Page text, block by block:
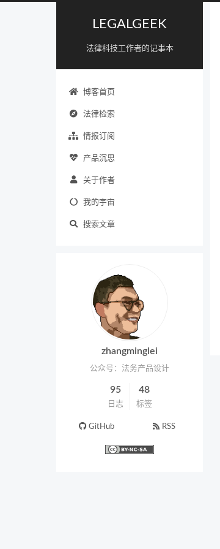
LEGALGEEK
法律科技工作者的记事本
博客首页
法律检索
情报订阅
产品沉思
关于作者
我的宇宙
搜索文章
zhangminglei
公众号：法务产品设计
95
日志
48
标签
GitHub RSS